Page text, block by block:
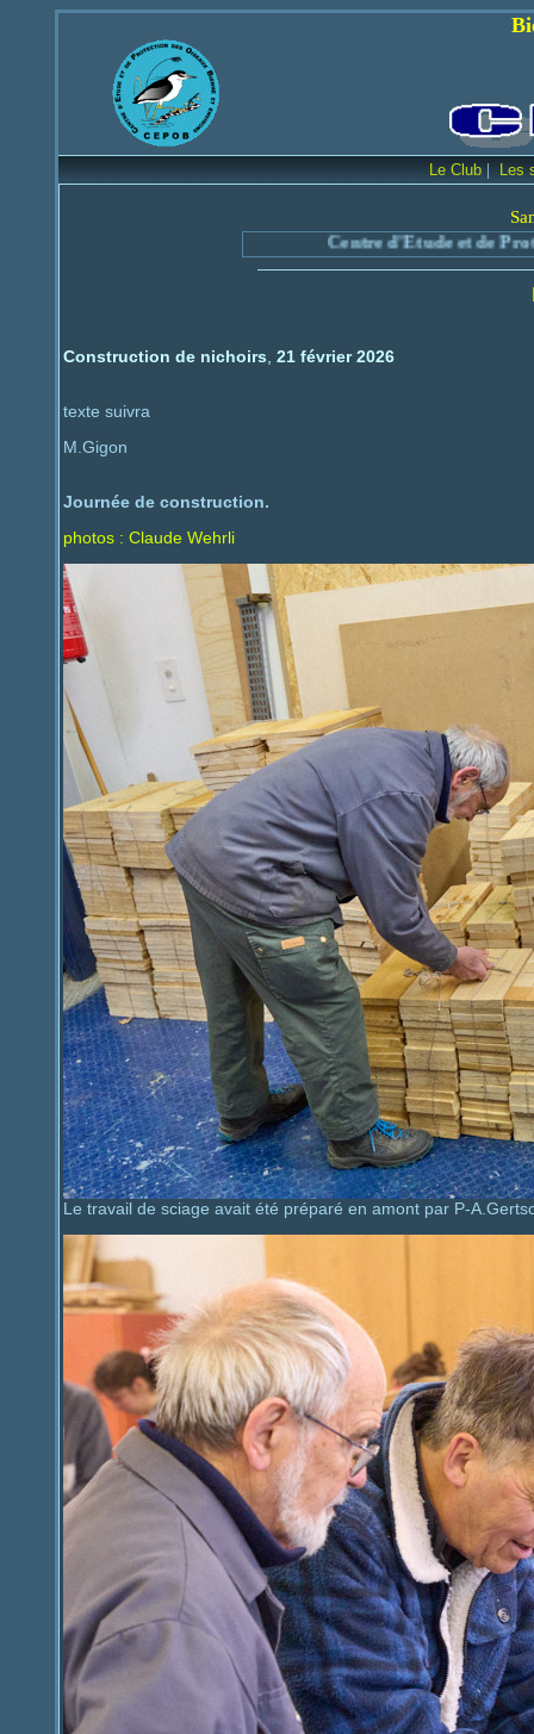
Bienvenue sur
Le Club | Les
Centre d'Etude et de Protection
Construction de nichoirs 21 février 2026
texte suivra
M.Gigon
Journée de construction.
photos : Claude Wehrli
Le travail de sciage avait été préparé en amont par P-